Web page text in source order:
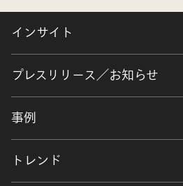
インサイト
プレスリリース／お知らせ
事例
トレンド